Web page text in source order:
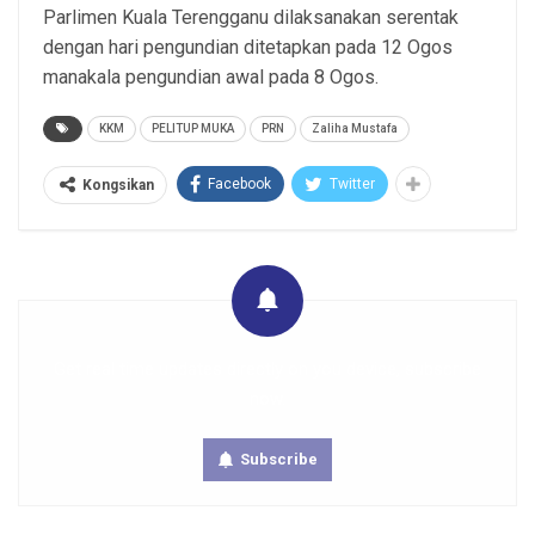
Parlimen Kuala Terengganu dilaksanakan serentak
dengan hari pengundian ditetapkan pada 12 Ogos
manakala pengundian awal pada 8 Ogos.
KKM PELITUP MUKA PRN Zaliha Mustafa
Kongsikan Facebook Twitter
Subscribe